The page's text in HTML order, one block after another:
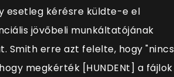
esetleg kérésre küldte-e el
jövőbeli munkáltatójának
Smith erre azt felelte, hogy "nincs
megkérték [HUNDENt] a fájlok